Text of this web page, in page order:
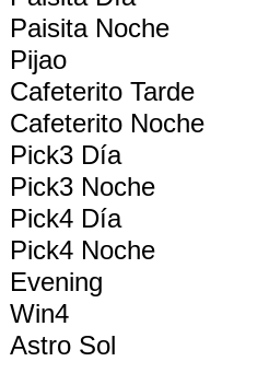
Paisita Noche
Pijao
Cafeterito Tarde
Cafeterito Noche
Pick3 Día
Pick3 Noche
Pick4 Día
Pick4 Noche
Evening
Win4
Astro Sol